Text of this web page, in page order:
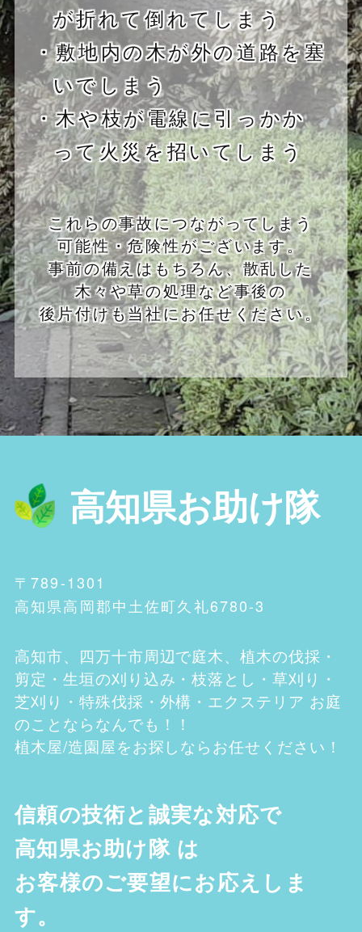
が折れて倒れてしまう
・敷地内の木が外の道路を塞
いでしまう
・木や枝が電線に引っかか
って火災を招いてしまう
これらの事故につながってしまう
可能性・危険性がございます。
事前の備えはもちろん、散乱した
木々や草の処理など事後の
後片付けも当社にお任せください。
高知県お助け隊
〒789-1301
高知県高岡郡中土佐町久礼6780-3
高知市、四万十市周辺で庭木、植木の伐採・
剪定・生垣の刈り込み・枝落とし・草刈り・
芝刈り・特殊伐採・外構・エクステリア お庭
のことならなんでも！！
植木屋/造園屋をお探しならお任せください！
信頼の技術と誠実な対応で
高知県お助け隊 は
お客様のご要望にお応えしま
す。